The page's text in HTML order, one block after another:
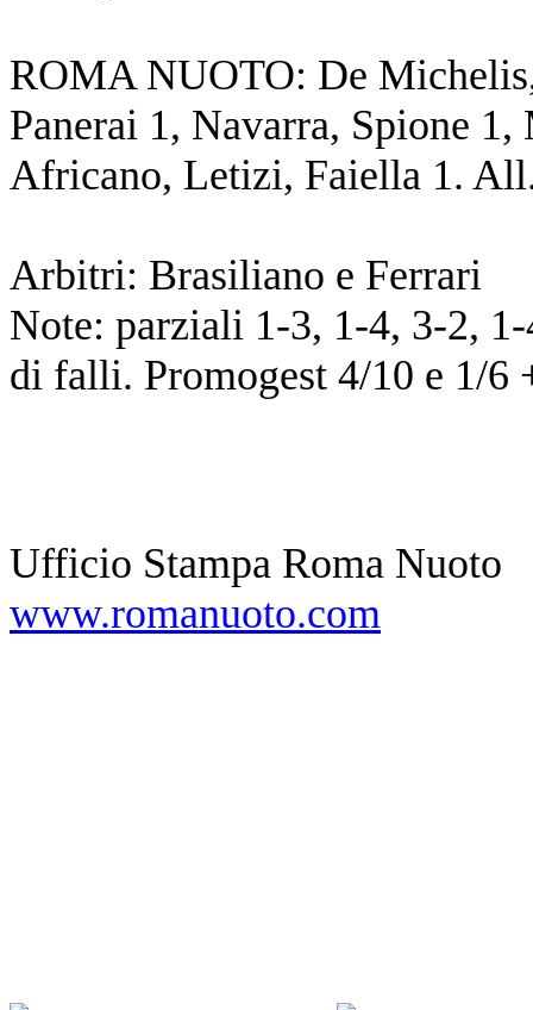
ROMA NUOTO: De
Panerai 1, Navarra, Spione
Africano, Letizi, Faiella 1.
Arbitri: Brasiliano e Ferrari
Note: parziali 1-3, 1-4, 3-2,
di falli. Promogest 4/10 e 1/6
Ufficio Stampa Roma Nuoto
www.romanuoto.com